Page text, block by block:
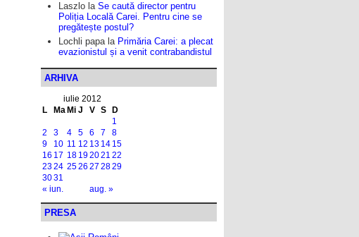
Laszlo la Se caută director pentru
Poliția Locală Carei. Pentru cine se
pregătește postul?
Lochli papala Primăria Carei: a plecat
evazionistul și a venit contrabandistul
ARHIVA
iulie 2012
L
Ma Mi J V S D
« iun. aug. »
1
2
3 4 5 6 7
8
9
10 11 12 13 14 15
16 17 18 192021 22
2324 2526 27 2829
3031
PRESA